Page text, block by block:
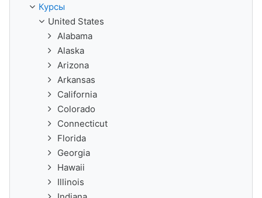
Курсы
United States
Alabama
Alaska
Arizona
Arkansas
California
Colorado
Connecticut
Florida
Georgia
Hawaii
Illinois